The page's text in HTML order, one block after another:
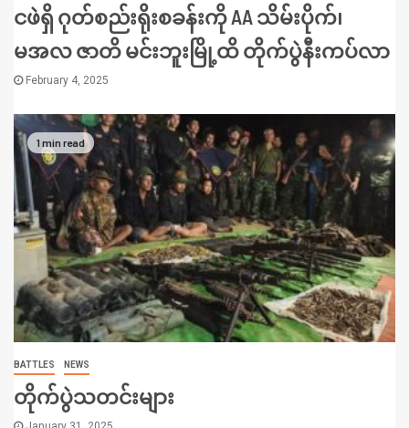
ငဖဲရှိ ဂုတ်စည်းရိုးစခန်းကို AA သိမ်းပိုက်၊
မအလ ဇာတိ မင်းဘူးမြို့ထိ တိုက်ပွဲနီးကပ်လာ
February 4, 2025
1 min read
BATTLES NEWS
တိုက်ပွဲသတင်းများ